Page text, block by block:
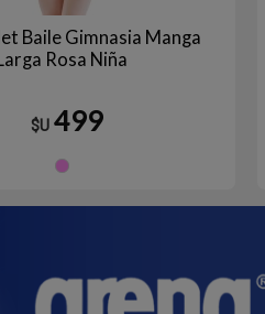
Baile Gimnasia Manga
Rosa Niña
$U 499